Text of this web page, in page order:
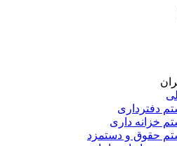
دفترداری
خزانه داری
حقوق و دستمزد